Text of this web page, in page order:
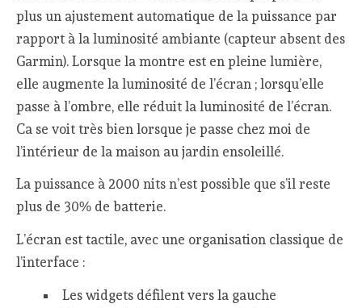
plus un ajustement automatique de la puissance par
rapport à la luminosité ambiante (capteur absent des
Garmin). Lorsque la montre est en pleine lumière,
elle augmente la luminosité de l’écran ; lorsqu’elle
passe à l’ombre, elle réduit la luminosité de l’écran.
Ca se voit très bien lorsque je passe chez moi de
l’intérieur de la maison au jardin ensoleillé.
La puissance à 2000 nits n’est possible que s’il reste
plus de 30% de batterie.
L’écran est tactile, avec une organisation classique de
l’interface :
Les widgets défilent vers la gauche